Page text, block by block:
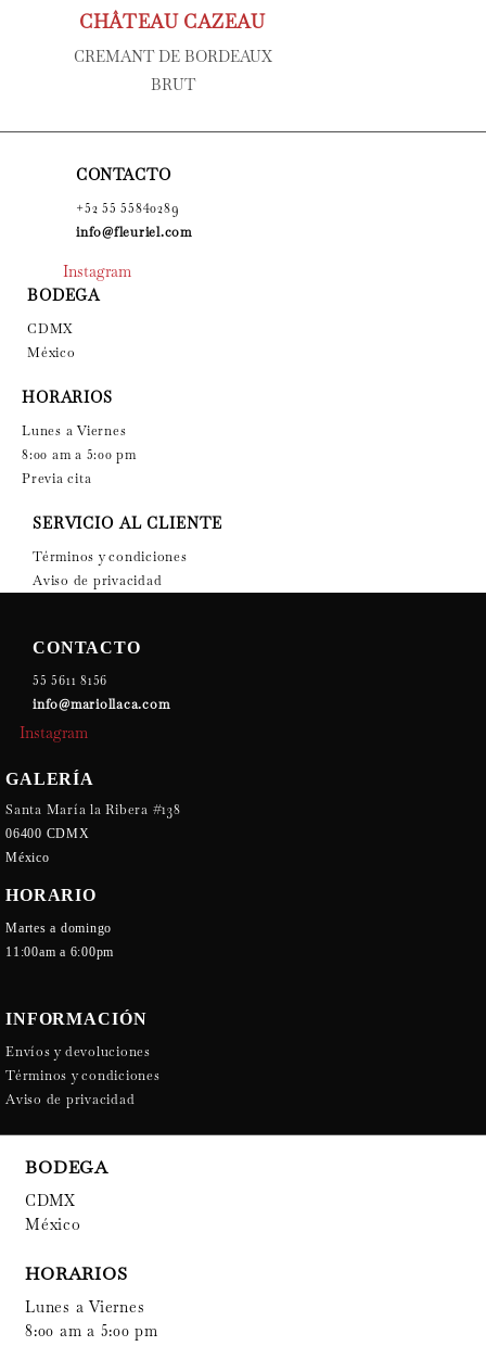
CHÂTEAU CAZEAU
CREMANT DE BORDEAUX
BRUT
CONTACTO
+52 55 55840289
info@fleuriel.com
Instagram
BODEGA
CDMX
México
HORARIOS
Lunes a Viernes
8:00 am a 5:00 pm
Previa cita
SERVICIO AL CLIENTE
Términos y condiciones
Aviso de privacidad
CONTACTO
55 5611 8156
info@mariollaca.com
Instagram
GALERÍA
Santa María la Ribera #138
06400 CDMX
México
HORARIO
Martes a domingo
11:00am a 6:00pm
INFORMACIÓN
Envíos y devoluciones
Términos y condiciones
Aviso de privacidad
BODEGA
CDMX
México
HORARIOS
Lunes a Viernes
8:00 am a 5:00 pm